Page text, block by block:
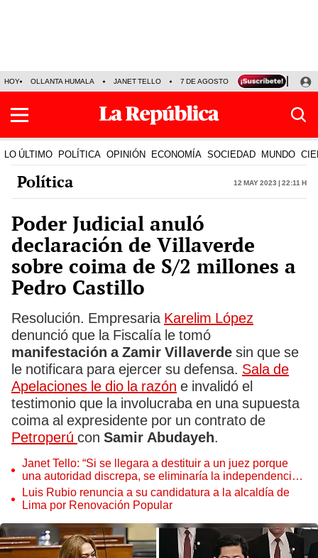
HOY OLLANTA HUMALA JANET TELLO 7 DE AGOSTO TINKA RESULTADOS
LO ÚLTIMO POLÍTICA OPINIÓN ECONOMÍA SOCIEDAD MUNDO
Política 12 May 2023 | 22:11 h
Poder Judicial anuló
declaración de Villaverde
sobre coima de S/2 millones a
Pedro Castillo
Resolución. Empresaria Karelim López
denunció que la Fiscalía le tomó
manifestación a Zamir Villaverde sin que se
le notificara para ejercer su defensa. Sala de
Apelaciones le dio la razón e invalidó el
testimonio que la involucraba en una supuesta
coima al expresidente por un contrato de
Petroperú con Samir Abudayeh.
Janet Tello: “Si se llegara a destituir a un juez porque
una autoridad discrepa, se eliminaría la independencia
judicial”
Luis Rubio renuncia a su candidatura a la alcaldía de
Lima por Renovación Popular